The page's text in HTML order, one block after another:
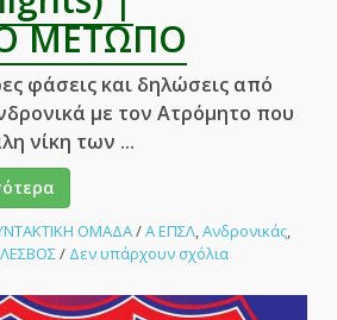
ΜΕΤΩΠΟ
φάσεις και δηλώσεις από
με τον Ατρόμητο που
νίκη των ...
ΟΜΑΔΑ/Α ΕΠΣΛ,Ανδρονικάς,
ΛΕΣΒΟΣ/ Δεν υπάρχουν σχόλιαστο
–